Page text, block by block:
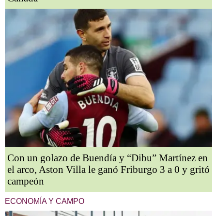
Con un golazo de Buendía y “Dibu” Martínez en
el arco, Aston Villa le ganó Friburgo 3 a 0 y gritó
campeón
ECONOMÍA Y CAMPO